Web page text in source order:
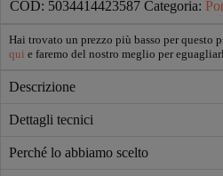
quantità
COD: 5034414423587 Categoria:
Hai trovato un prezzo più basso per questo
qui e faremo del nostro meglio per
Descrizione
Dettagli tecnici
Perché lo abbiamo scelto